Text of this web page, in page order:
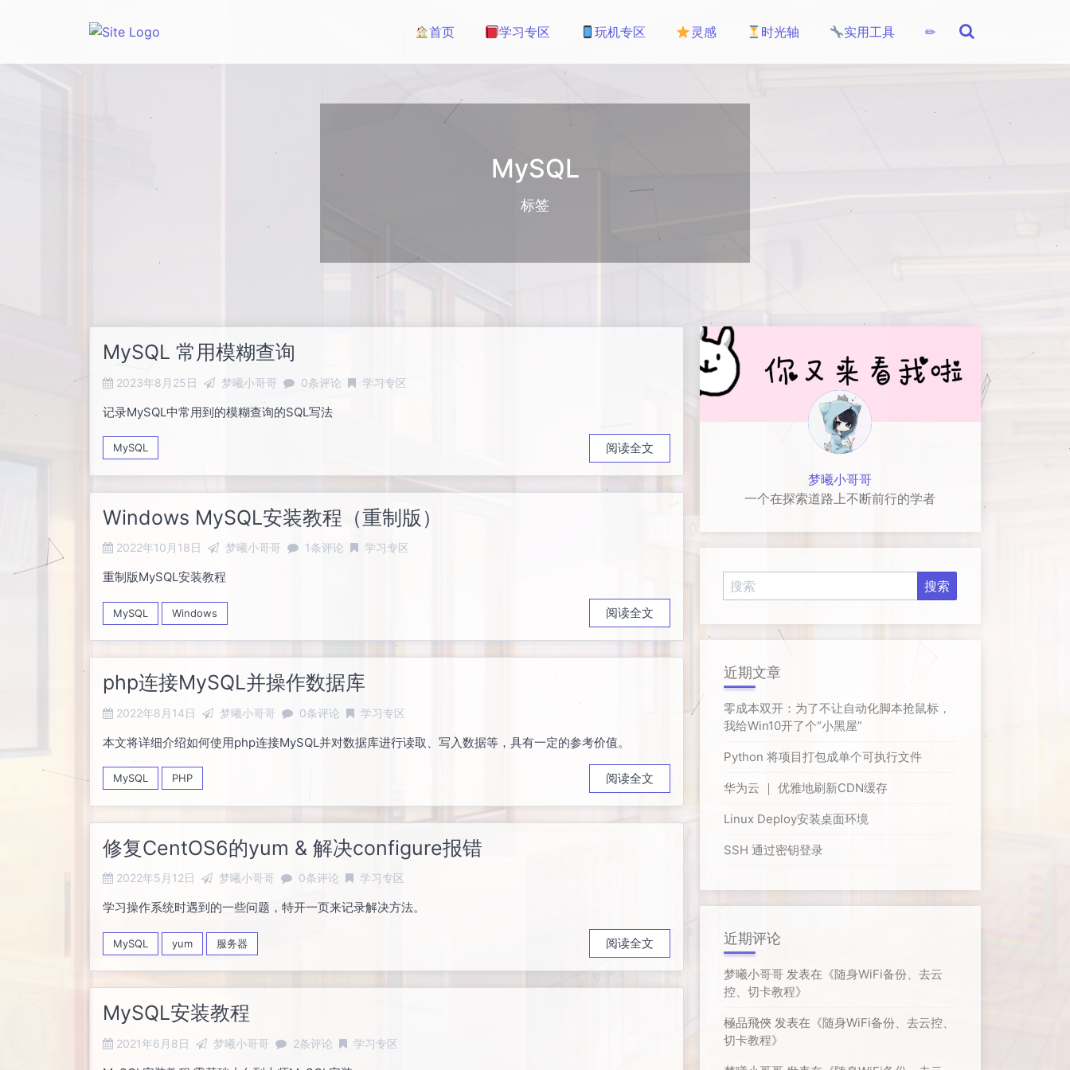
首页 学习专区 玩机专区 灵感 时光轴 实用工具 ✏
MySQL
标签
MySQL 常用模糊查询
2023年8月25日 梦曦小哥哥 0条评论 学习专区
记录MySQL中常用到的模糊查询的SQL写法
MySQL 阅读全文
Windows MySQL安装教程（重制版）
2022年10月18日 梦曦小哥哥 1条评论 学习专区
重制版MySQL安装教程
MySQL Windows 阅读全文
php连接MySQL并操作数据库
2022年8月14日 梦曦小哥哥 0条评论 学习专区
本文将详细介绍如何使用php连接MySQL并对数据库进行读取、写入数据等，具有一定的参考价值。
MySQL PHP 阅读全文
修复CentOS6的yum & 解决configure报错
2022年5月12日 梦曦小哥哥 0条评论 学习专区
学习操作系统时遇到的一些问题，特开一页来记录解决方法。
MySQL yum 服务器 阅读全文
MySQL安装教程
2021年6月8日 梦曦小哥哥 2条评论 学习专区
梦曦小哥哥
一个在探索道路上不断前行的学者
近期文章
零成本双开：为了不让自动化脚本抢鼠标，
我给Win10开了个“小黑屋”
Python 将项目打包成单个可执行文件
华为云 ｜ 优雅地刷新CDN缓存
Linux Deploy安装桌面环境
SSH 通过密钥登录
近期评论
梦曦小哥哥发表在《随身WiFi备份、去云
控、切卡教程》
極品飛俠 发表在《随身WiFi备份、去云控、
切卡教程》